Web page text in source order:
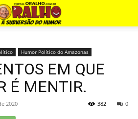
Humor Político do Amazonas
EM QUE
É MENTIR.
2020 0
382